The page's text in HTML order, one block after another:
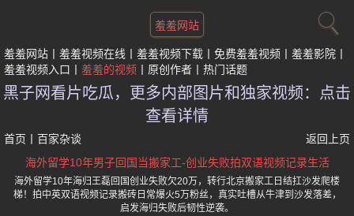
羞羞网站
羞羞网站 羞羞视频在线 羞羞视频下载 免费羞羞视频
羞羞影院
羞羞视频入口
羞羞的视频 原创作者 热门话题
黑子网看片吃瓜，更多内部图片和独家视频：点击
查看详情
首页 百家杂谈
返回上页
海外留学10年男子回国当搬家工-创业失败拍双语视频记录生活
海外留学10年海归王磊回国创业失败欠20万，转行北京搬家工日结扛沙发爬楼
梯！拍中英双语视频记录搬砖日常爆火5万粉丝，真实吐槽从牛津到沙发落差，
启发海归失败后韧性逆袭。